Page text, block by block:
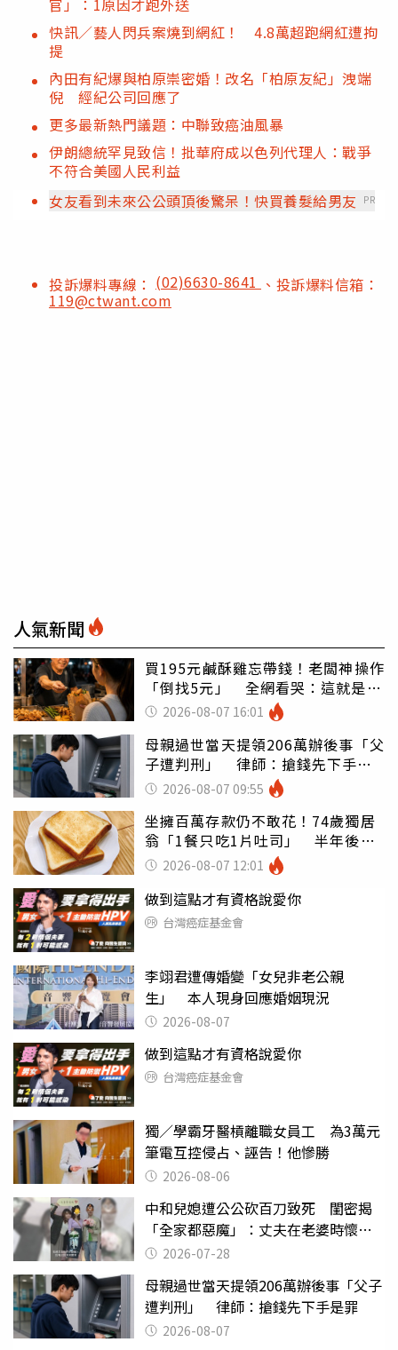
快訊／藝人閃兵案燒到網紅！ 4.8萬超跑網紅遭拘
提
內田有紀爆與柏原崇密婚！改名「柏原友紀」洩端
倪 經紀公司回應了
更多最新熱門議題：中聯致癌油風暴
伊朗總統罕見致信！批華府成以色列代理人：戰爭
不符合美國人民利益
女友看到未來公公頭頂後驚呆！快買養髮給男友
PR
投訴爆料專線： (02)6630-8641 、投訴爆料信箱：
119@ctwant.com
人氣新聞
買195元鹹酥雞忘帶錢！老闆神操作
「倒找5元」 全網看哭：這就是台
灣 2026-08-07 16:01
母親過世當天提領206萬辦後事「父
子遭判刑」 律師：搶錢先下手是
罪 2026-08-07 09:55
坐擁百萬存款仍不敢花！74歲獨居
翁「1餐只吃1片吐司」 半年後暴
瘦嚇壞女兒
2026-08-07 12:01
做到這點才有資格說愛你
台灣癌症基金會
李翊君遭傳婚變「女兒非老公親
生」 本人現身回應婚姻現況
2026-08-07
做到這點才有資格說愛你
台灣癌症基金會
獨／學霸牙醫槓離職女員工 為3萬元
筆電互控侵占、誣告！他慘勝
2026-08-06
中和兒媳遭公公砍百刀致死 閨密揭
「全家都惡魔」：丈夫在老婆時懷孕
摔東西
2026-07-28
母親過世當天提領206萬辦後事「父子
遭判刑」 律師：搶錢先下手是罪
2026-08-07